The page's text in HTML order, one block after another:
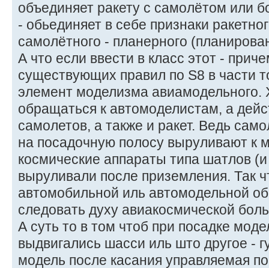
объединяет ракету с самолётом или
- обьединяет в себе признаки
самолётного - планерного
А что если ввести в класс этот -
существующих правил по S8 в части
элемент моделизма авиамодельного.
обращаться к автомоделистам, а
самолетов, а также и ракет. Ведь
на посадочную полосу выруливают к
космические аппараты типа шатлов
выруливали после приземления. Так
автомобильной иль автомодельной
следовать духу авиакосмической
А суть то в том чтоб при посадке
выдвигались шасси иль што другое -
модель после касания управляемая